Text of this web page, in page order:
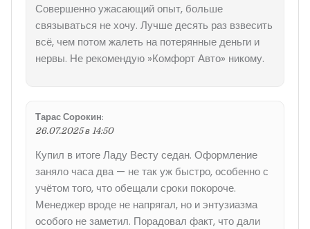
Совершенно ужасающий опыт, больше
связываться не хочу. Лучше десять раз взвесить
всё, чем потом жалеть на потерянные деньги и
нервы. Не рекомендую »Комфорт Авто» никому.
Тарас Сорокин:
26.07.2025 в 14:50
Купил в итоге Ладу Весту седан. Оформление
заняло часа два — не так уж быстро, особенно с
учётом того, что обещали сроки покороче.
Менеджер вроде не напрягал, но и энтузиазма
особого не заметил. Порадовал факт, что дали